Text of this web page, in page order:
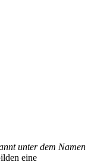
unter dem Namen
eine